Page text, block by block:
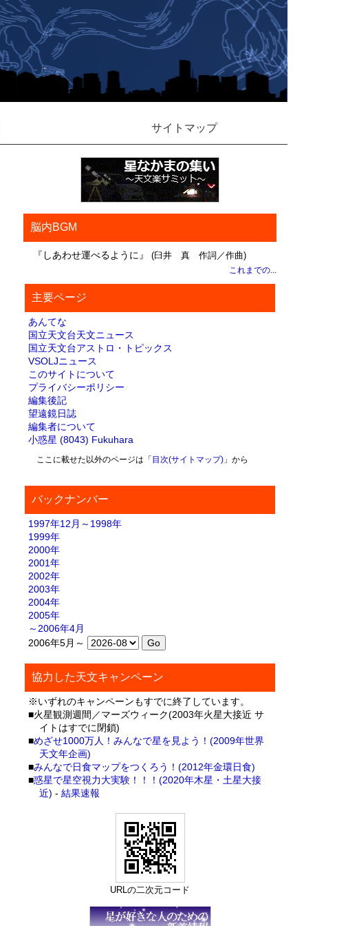
サイトマップ
脳内BGM
『しあわせ運べるように』 (臼井 真 作詞／作曲)
これまでの...
主要ページ
あんてな
国立天文台天文ニュース
国立天文台アストロ・トピックス
VSOLJニュース
このサイトについて
プライバシーポリシー
編集後記
望遠鏡日誌
編集者について
小惑星 (8043) Fukuhara
ここに載せた以外のページは「 目次(サイトマップ)」から
バックナンバー
1997年12月～1998年
1999年
2000年
2001年
2002年
2003年
2004年
2005年
～2006年4月
2006年5月～
協力した天文キャンペーン
※いずれのキャンペーンもすでに終了しています。
■火星観測週間／マーズウィーク(2003年火星大接近 サ
イトはすでに閉鎖)
■めざせ1000万人！みんなで星を見よう！(2009年世界
天文年企画)
■みんなで日食マップをつくろう！(2012年金環日食)
■惑星で星空視力大実験！！！(2020年木星・土星大接
近) -結果速報
URLの二次元コード